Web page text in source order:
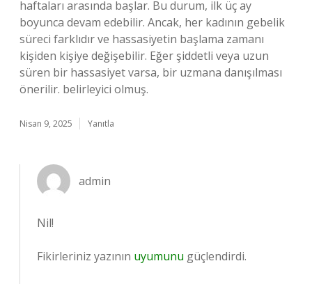
haftaları arasında başlar. Bu durum, ilk üç ay
boyunca devam edebilir. Ancak, her kadının gebelik
süreci farklıdır ve hassasiyetin başlama zamanı
kişiden kişiye değişebilir. Eğer şiddetli veya uzun
süren bir hassasiyet varsa, bir uzmana danışılması
önerilir. belirleyici olmuş.
Nisan 9, 2025 Yanıtla
admin
Nil!
Fikirleriniz yazının uyumunu güçlendirdi.